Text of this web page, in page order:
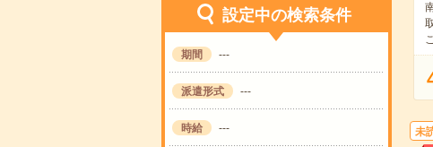
設定中の検索条件
期間 ---
派遣形式 ---
時給 --- 未